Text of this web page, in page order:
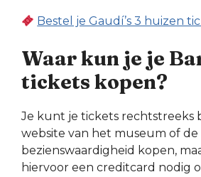
Bestel je Gaudí’s 3 huizen
Waar kun je je
tickets kopen?
Je kunt je tickets rechtstreeks
website van het museum of de
bezienswaardigheid kopen,
hiervoor een creditcard nodig